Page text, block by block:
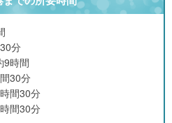
分
9時間
30分
間30分
間30分